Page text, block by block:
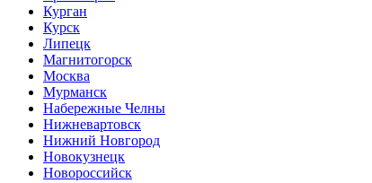
Курган
Курск
Липецк
Магнитогорск
Москва
Мурманск
Набережные Челны
Нижневартовск
Нижний Новгород
Новокузнецк
Новороссийск